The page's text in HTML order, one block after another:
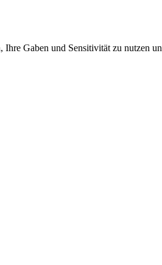
Gaben und Sensitivität zu nutzen